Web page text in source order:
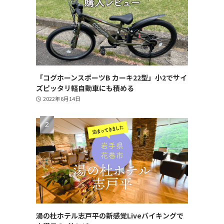
「コグホーンスポーツB カーキ22型」小2でサイ
ズピッタリ軽自動車にも積める
2022年6月14日
湯の杜ホテル志戸平の新感覚Liveバイキングで